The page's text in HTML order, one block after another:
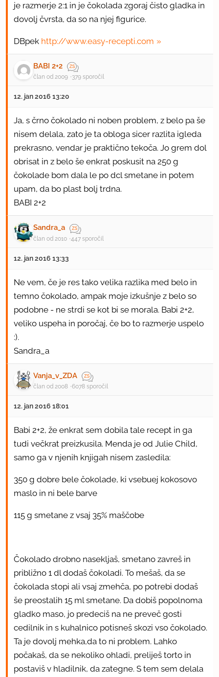
je razmerje 2:1 in je čokolada zgoraj čisto gladka in
dovolj čvrsta, da so na njej figurice.
DBpek http://www.easy-recepti.com
BABI 2+2
član od 2009 379 sporočil
12. jan 2016 13:20
Ja, s črno čokolado ni noben problem, z belo pa še
nisem delala, zato je ta obloga sicer razlita igleda
prekrasno, vendar je praktično tekoča. Jo grem dol
obrisat in z belo še enkrat poskusit na 250 g
čokolade bom dala le po dcl smetane in potem
upam, da bo plast bolj trdna.
BABI 2+2
Sandra_a
član od 2010 447 sporočil
12. jan 2016 13:33
Ne vem, če je res tako velika razlika med belo in
temno čokolado, ampak moje izkušnje z belo so
podobne - ne strdi se kot bi se morala. Babi 2+2,
veliko uspeha in poročaj, če bo to razmerje uspelo
:).
Sandra_a
Vanja_v_ZDA
član od 2008 6078 sporočil
12. jan 2016 18:01
Babi 2+2, že enkrat sem dobila tale recept in ga
tudi večkrat preizkusila. Menda je od Julie Child,
samo ga v njenih knjigah nisem zasledila:
350 g dobre bele čokolade, ki vsebuej kokosovo
maslo in ni bele barve
115 g smetane z vsaj 35% maščobe
Čokolado drobno nasekljaš, smetano zavreš in
približno 1 dl dodaš čokoladi. To mešaš, da se
čokolada stopi ali vsaj zmehča, po potrebi dodaš
še preostalih 15 ml smetane. Da dobiš popolnoma
gladko maso, jo predeciš na ne preveč gosti
cedilnik in s kuhalnico potisneš skozi vso čokolado.
Ta je dovolj mehka,da to ni problem. Lahko
počakaš, da se nekoliko ohladi, preliješ torto in
postaviš v hladilnik, da zategne. S tem sem delala